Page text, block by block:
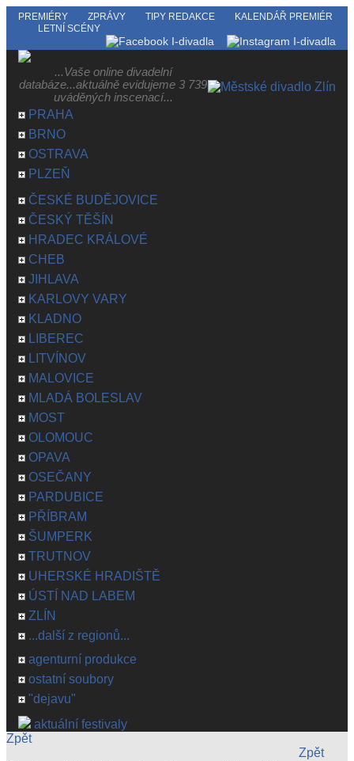
PREMIÉRY ZPRÁVY TIPY REDAKCE
KALENDÁŘ PREMIÉR
LETNÍ SCÉNY
...Vaše online divadelní
databáze...aktuálně evidujeme 3 739
uváděných inscenací...
PRAHA
BRNO
OSTRAVA
PLZEŇ
ČESKÉ BUDĚJOVICE
ČESKÝ TĚŠÍN
HRADEC KRÁLOVÉ
CHEB
JIHLAVA
KARLOVY VARY
KLADNO
LIBEREC
LITVÍNOV
MALOVICE
MLADÁ BOLESLAV
MOST
OLOMOUC
OPAVA
OSEČANY
PARDUBICE
PŘÍBRAM
ŠUMPERK
TRUTNOV
UHERSKÉ HRADIŠTĚ
ÚSTÍ NAD LABEM
ZLÍN
...další z regionů...
agenturní produkce
ostatní soubory
"dejavu"
aktuální festivaly
Zpět
Zpět